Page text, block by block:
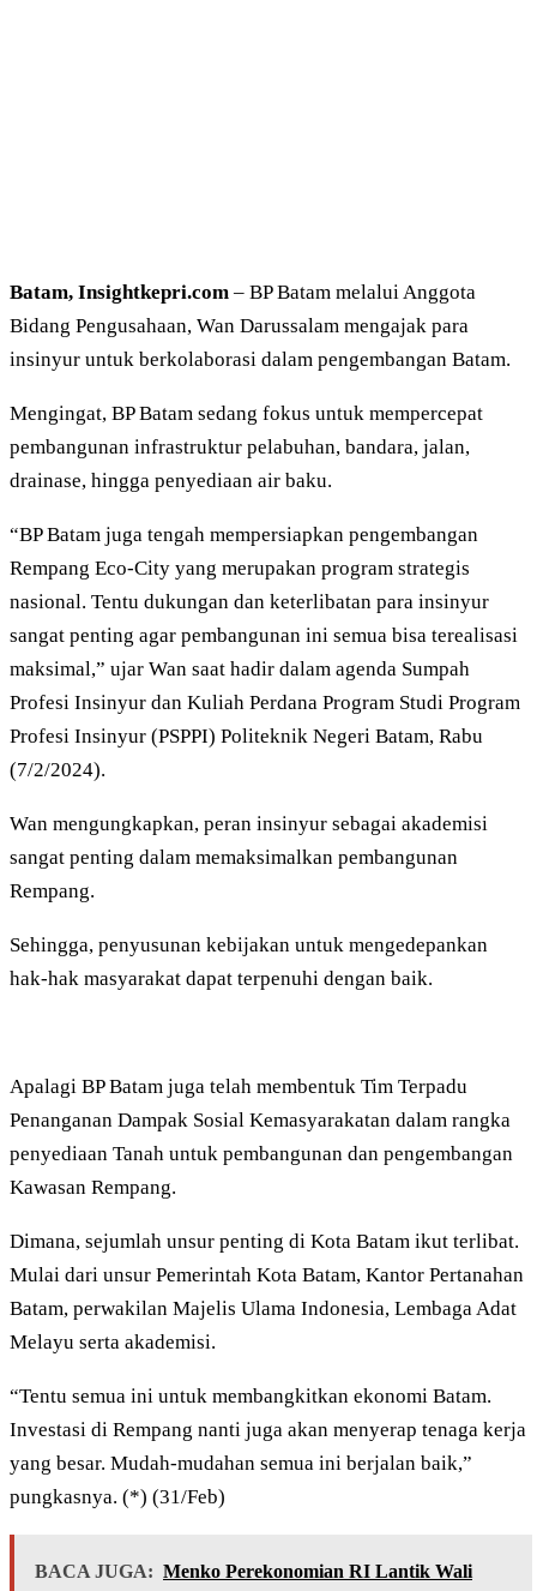
Batam, Insightkepri.com – BP Batam melalui Anggota
Bidang Pengusahaan, Wan Darussalam mengajak para
insinyur untuk berkolaborasi dalam pengembangan Batam.
Mengingat, BP Batam sedang fokus untuk mempercepat
pembangunan infrastruktur pelabuhan, bandara, jalan,
drainase, hingga penyediaan air baku.
“BP Batam juga tengah mempersiapkan pengembangan
Rempang Eco-City yang merupakan program strategis
nasional. Tentu dukungan dan keterlibatan para insinyur
sangat penting agar pembangunan ini semua bisa terealisasi
maksimal,” ujar Wan saat hadir dalam agenda Sumpah
Profesi Insinyur dan Kuliah Perdana Program Studi Program
Profesi Insinyur (PSPPI) Politeknik Negeri Batam, Rabu
(7/2/2024).
Wan mengungkapkan, peran insinyur sebagai akademisi
sangat penting dalam memaksimalkan pembangunan
Rempang.
Sehingga, penyusunan kebijakan untuk mengedepankan
hak-hak masyarakat dapat terpenuhi dengan baik.
Apalagi BP Batam juga telah membentuk Tim Terpadu
Penanganan Dampak Sosial Kemasyarakatan dalam rangka
penyediaan Tanah untuk pembangunan dan pengembangan
Kawasan Rempang.
Dimana, sejumlah unsur penting di Kota Batam ikut terlibat.
Mulai dari unsur Pemerintah Kota Batam, Kantor Pertanahan
Batam, perwakilan Majelis Ulama Indonesia, Lembaga Adat
Melayu serta akademisi.
“Tentu semua ini untuk membangkitkan ekonomi Batam.
Investasi di Rempang nanti juga akan menyerap tenaga kerja
yang besar. Mudah-mudahan semua ini berjalan baik,”
pungkasnya. (*) (31/Feb)
BACA JUGA: Menko Perekonomian RI Lantik Wali